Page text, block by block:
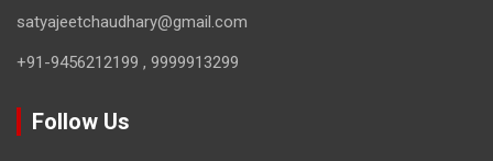
satyajeetchaudhary@gmail.com
+91-9456212199 , 9999913299
Follow Us